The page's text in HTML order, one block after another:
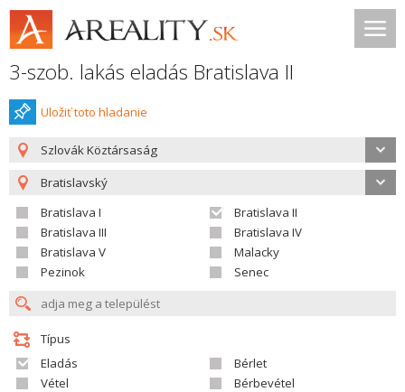
3-szob. lakás eladás Bratislava II
Uložiť toto hladanie
Szlovák Köztársaság
Bratislavský
Bratislava I
Bratislava II
Bratislava III
Bratislava IV
Bratislava V
Malacky
Pezinok
Senec
Típus
Eladás
Bérlet
Vétel
Bérbevétel